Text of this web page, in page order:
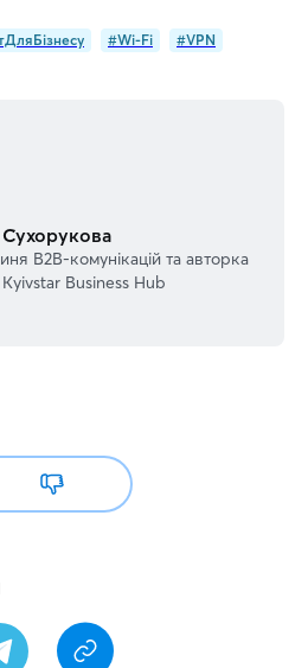
#Wi-Fi #VPN
Сухорукова
В2В-комунікацій та авторка
Kyivstar Business Hub